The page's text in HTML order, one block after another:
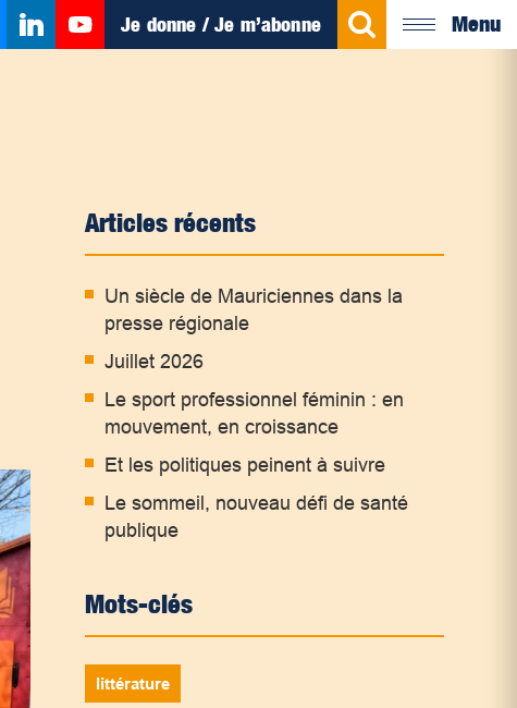
Je donne / Je m’abonne Menu
Articles récents
Un siècle de Mauriciennes dans la
presse régionale
Juillet 2026
Le sport professionnel féminin : en
mouvement, en croissance
Et les politiques peinent à suivre
Le sommeil, nouveau défi de santé
publique
Mots-clés
littérature